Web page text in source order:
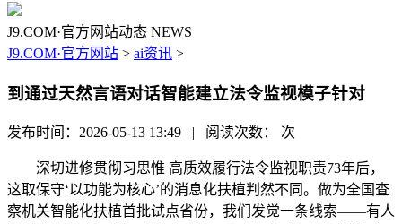
J9.COM·官方网站动态 NEWS
J9.COM·官方网站 > ai资讯 >
到通过天然言语对话智能建立法令监视模子针对
发布时间：2026-05-13 13:49 | 阅读次数： 次
深切进修贯彻习思惟 高质效履行法令监视职责73年后，
这取保守‘以功能为核心’的消息化扶植判然不同。做为全国查
察机关智能化扶植首批试点省份，我们发觉一条线索——有人